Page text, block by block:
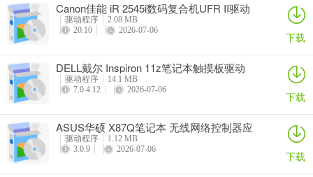
Canon佳能 iR 2545i数码复合机UFR II驱动
驱动程序
2.08 MB
20.10
2026-07-06 下载
DELL戴尔 Inspiron 11z笔记本触摸板驱动
驱动程序
14.1 MB
7.0.4.12
2026-07-06 下载
ASUS华硕 X87Q笔记本 无线网络控制器应
用程序
驱动程序
1.12 MB
3.0.9
2026-07-06 下载